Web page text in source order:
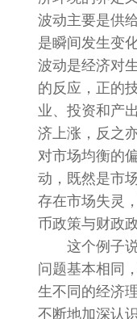
波动主要是供
是瞬间发生变
波动是经济对
的反应，正的
业、投资和产
济上涨，反之
对市场均衡的
动，既然是市
存在市场失灵
币政策与财政
这个例子说
问题基本相同
生不同的经济
不断地加深认